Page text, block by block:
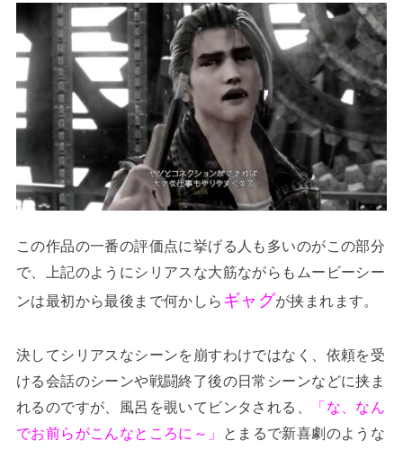
この作品の一番の評価点に挙げる人も多いのがこの部分
で、上記のようにシリアスな大筋ながらもムービーシー
ンは最初から最後まで何かしら ギャグが挟まれます。
決してシリアスなシーンを崩すわけではなく、依頼を受
ける会話のシーンや戦闘終了後の日常シーンなどに挟ま
れるのですが、風呂を覗いてビンタされる、
「な、なん
でお前らがこんなところに～」
とまるで新喜劇のような